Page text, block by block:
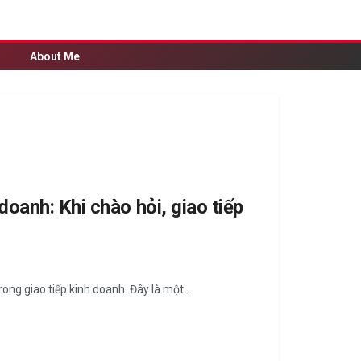
About Me
Khi chào hỏi, giao tiếp
giao tiếp kinh doanh. Đây là một ...